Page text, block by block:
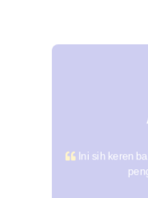
Ini sih keren